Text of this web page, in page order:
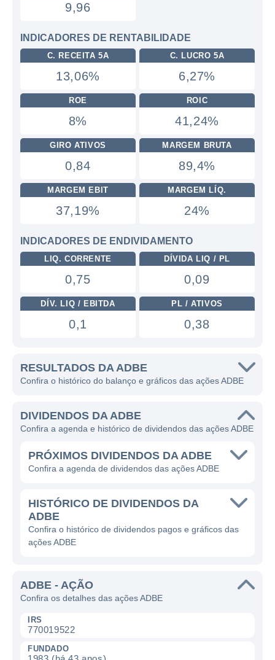
9,96
INDICADORES DE RENTABILIDADE
C. RECEITA 5A
13,06%
C. LUCRO 5A
6,27%
ROE
8%
ROIC
41,24%
GIRO ATIVOS
0,84
MARGEM BRUTA
89,4%
MARGEM EBIT
37,19%
MARGEM LÍQ.
24%
INDICADORES DE ENDIVIDAMENTO
LIQ. CORRENTE
0,75
DÍVIDA LIQ / PL
0,09
DÍV. LIQ / EBITDA
0,1
PL / ATIVOS
0,38
RESULTADOS DA ADBE
Confira o histórico do balanço e gráficos das ações ADBE
DIVIDENDOS DA ADBE
Confira a agenda e histórico de dividendos das ações ADBE
PRÓXIMOS DIVIDENDOS DA ADBE
Confira a agenda de dividendos das ações ADBE
HISTÓRICO DE DIVIDENDOS DA
ADBE
Confira o histórico de dividendos pagos e gráficos das
ações ADBE
ADBE - AÇÃO
Confira os detalhes das ações ADBE
IRS
770019522
FUNDADO